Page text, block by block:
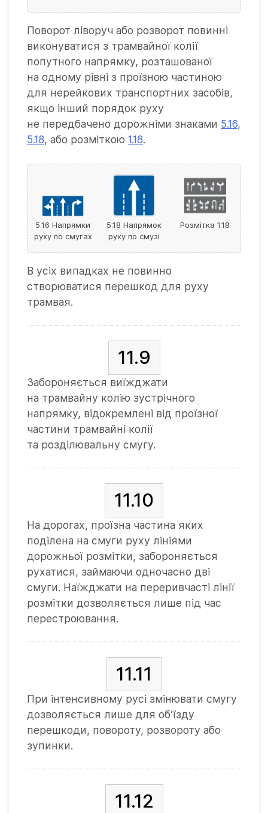
Поворот ліворуч або розворот повинні
виконуватися з трамвайної колії
попутного напрямку, розташованої
на одному рівні з проїзною частиною
для нерейкових транспортних засобів,
якщо інший порядок руху
не передбачено дорожніми знаками 5.16,
5.18, або розміткою 1.18.
5.16 Напрямки
руху по смугах
5.18 Напрямок
руху по смузі
Розмітка 1.18
В усіх випадках не повинно
створюватися перешкод для руху
трамвая.
11.9
Забороняється виїжджати
на трамвайну колію зустрічного
напрямку, відокремлені від проїзної
частини трамвайні колії
та розділювальну смугу.
11.10
На дорогах, проїзна частина яких
поділена на смуги руху лініями
дорожньої розмітки, забороняється
рухатися, займаючи одночасно дві
смуги. Наїжджати на переривчасті лінії
розмітки дозволяється лише під час
перестроювання.
11.11
При інтенсивному русі змінювати смугу
дозволяється лише для об’їзду
перешкоди, повороту, розвороту або
зупинки.
11.12